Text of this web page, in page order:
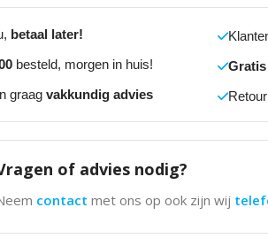
betaal later!
besteld, morgen in huis!
graag vakkundig advies
of advies nodig?
contact met ons op ook zijn wij